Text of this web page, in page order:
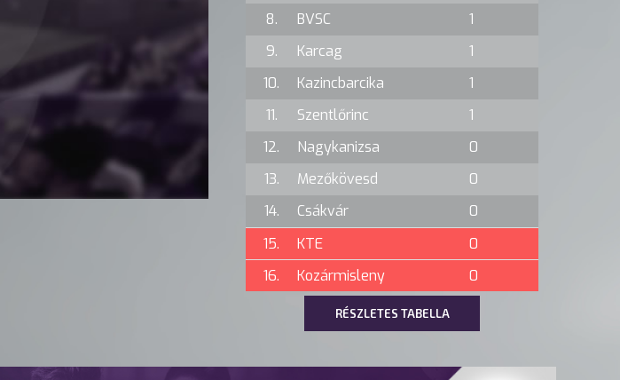
8.
BVSC
1
9.
Karcag
1
10.
Kazincbarcika
1
11.
Szentlőrinc
1
12.
Nagykanizsa
0
13.
Mezőkövesd
0
14.
Csákvár
0
15.
KTE
0
16.
Kozármisleny 0
RÉSZLETES TABELLA